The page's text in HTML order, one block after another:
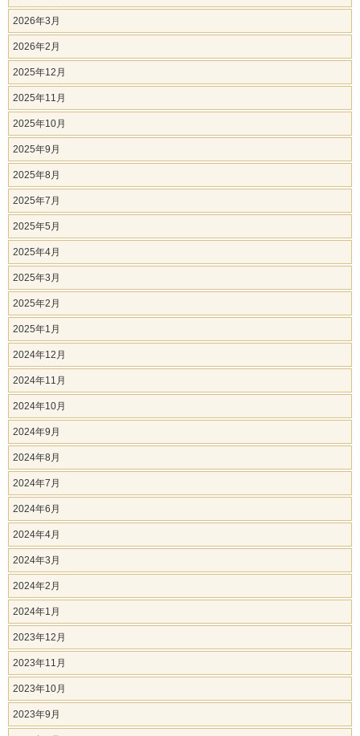
2026年3月
2026年2月
2025年12月
2025年11月
2025年10月
2025年9月
2025年8月
2025年7月
2025年5月
2025年4月
2025年3月
2025年2月
2025年1月
2024年12月
2024年11月
2024年10月
2024年9月
2024年8月
2024年7月
2024年6月
2024年4月
2024年3月
2024年2月
2024年1月
2023年12月
2023年11月
2023年10月
2023年9月